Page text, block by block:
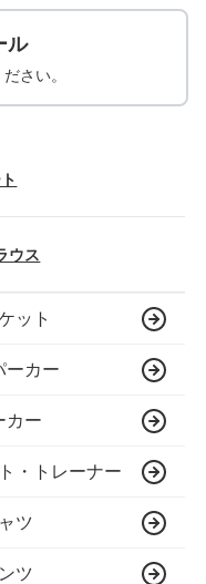
ル
さい。
ウス
ット
ーカー
カー
・トレーナー
ツ
ツ